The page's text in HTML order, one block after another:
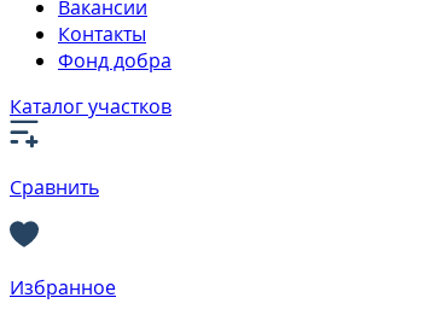
Вакансии
Контакты
Фонд добра
Каталог участков
Сравнить
Избранное